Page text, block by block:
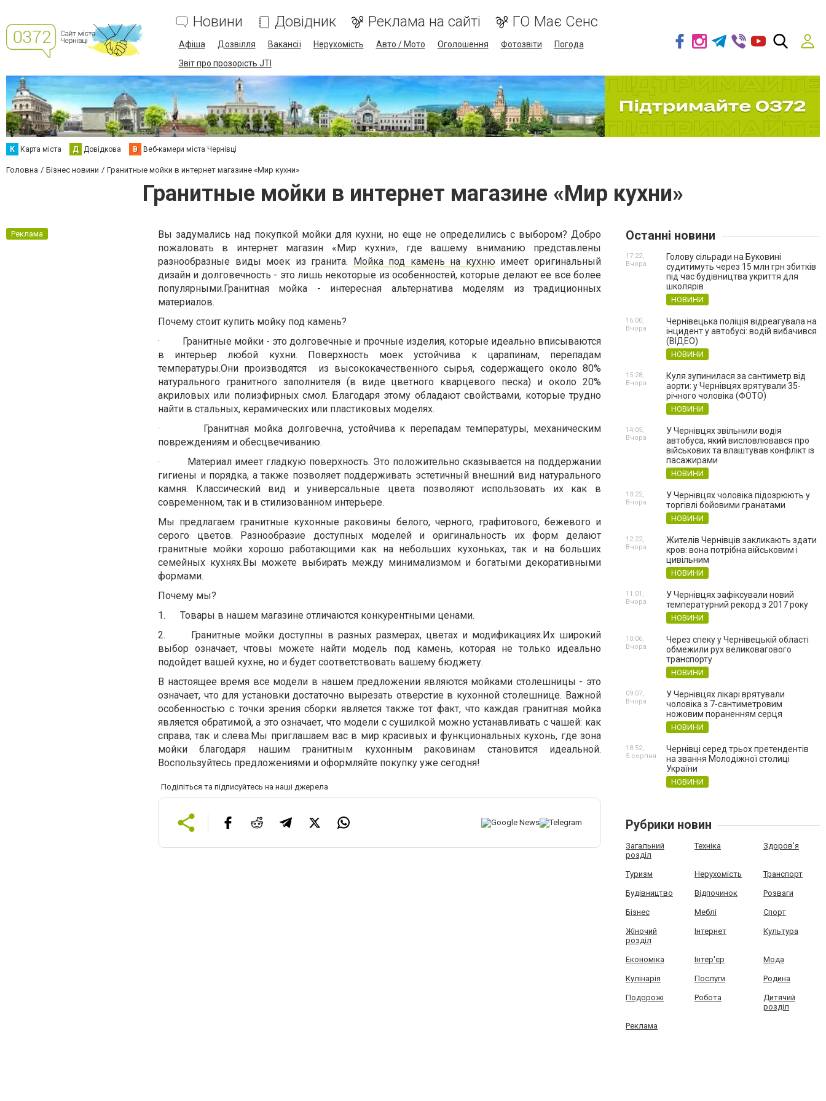
Новини Довідник Реклама на сайті ГО Має Сенс
Афіша Дозвілля Вакансії Нерухомість Авто / Мото Оголошення Фотозвіти
Погода
Звіт про прозорість JTI
К Карта міста Д Довідкова В Веб-камери міста Чернівці
Головна Бізнес новини Гранитные мойки в интернет магазине «Мир кухни»
Гранитные мойки в интернет магазине «Мир кухни»
Реклама
Вы задумались над покупкой мойки для кухни, но еще не определились с выбором? Добро
пожаловать в интернет магазин «Мир кухни», где вашему вниманию представлены
разнообразные виды моек из гранита. Мойка под камень на кухню имеет оригинальный
дизайн и долговечность - это лишь некоторые из особенностей, которые делают ее все более
популярными.Гранитная мойка - интересная альтернатива моделям из традиционных
материалов.
Почему стоит купить мойку под камень?
·
Гранитные мойки - это долговечные и прочные изделия, которые идеально вписываются
в интерьер любой кухни. Поверхность моек устойчива к царапинам, перепадам
температуры.Они производятся
из высококачественного сырья, содержащего около 80%
натурального гранитного заполнителя (в виде цветного кварцевого песка) и около 20%
акриловых или полиэфирных смол. Благодаря этому обладают свойствами, которые трудно
найти в стальных, керамических или пластиковых моделях.
·
Гранитная мойка долговечна, устойчива к перепадам температуры, механическим
повреждениям и обесцвечиванию.
·
Материал имеет гладкую поверхность. Это положительно сказывается на поддержании
гигиены и порядка, а также позволяет поддерживать эстетичный внешний вид натурального
камня. Классический вид и универсальные цвета позволяют использовать их как в
современном, так и в стилизованном интерьере.
Мы предлагаем гранитные кухонные раковины белого, черного, графитового, бежевого и
серого цветов. Разнообразие доступных моделей и оригинальность их форм делают
гранитные мойки хорошо работающими как на небольших кухоньках, так и на больших
семейных кухнях.Вы можете выбирать между минимализмом и богатыми декоративными
формами.
Почему мы?
1.
Товары в нашем магазине отличаются конкурентными ценами.
2.
Гранитные мойки доступны в разных размерах, цветах и модификациях.Их широкий
выбор означает, чтовы можете найти модель под камень, которая не только идеально
подойдет вашей кухне, но и будет соответствовать вашему бюджету.
В настоящее время все модели в нашем предложении являются мойками столешницы - это
означает, что для установки достаточно вырезать отверстие в кухонной столешнице. Важной
особенностью с точки зрения сборки является также тот факт, что каждая гранитная мойка
является обратимой, а это означает, что модели с сушилкой можно устанавливать с чашей: как
справа, так и слева.Мы приглашаем вас в мир красивых и функциональных кухонь, где зона
мойки благодаря нашим гранитным кухонным раковинам становится идеальной.
Воспользуйтесь предложениями и оформляйте покупку уже сегодня!
Поділіться та підписуйтесь на наші джерела
Останні новини
Голову сільради на Буковині
судитимуть через 15 млн грн збитків
під час будівництва укриття для
школярів
НОВИНИ
17:22,
Вчора
Чернівецька поліція відреагувала на
інцидент у автобусі: водій вибачився
(ВІДЕО)
НОВИНИ
16:00,
Вчора
Куля зупинилася за сантиметр від
аорти: у Чернівцях врятували 35-
річного чоловіка (ФОТО)
НОВИНИ
15:28,
Вчора
У Чернівцях звільнили водія
автобуса, який висловлювався про
військових та влаштував конфлікт із
пасажирами
НОВИНИ
14:05,
Вчора
У Чернівцях чоловіка підозрюють у
торгівлі бойовими гранатами
НОВИНИ
13:22,
Вчора
Жителів Чернівців закликають здати
кров: вона потрібна військовим і
цивільним
НОВИНИ
12:22,
Вчора
У Чернівцях зафіксували новий
температурний рекорд з 2017 року
НОВИНИ
11:01,
Вчора
Через спеку у Чернівецькій області
обмежили рух великовагового
транспорту
НОВИНИ
10:06,
Вчора
У Чернівцях лікарі врятували
чоловіка з 7-сантиметровим
ножовим пораненням серця
НОВИНИ
09:07,
Вчора
Чернівці серед трьох претендентів
на звання Молодіжної столиці
України
НОВИНИ
18:52,
5 серпня
Рубрики новин
Загальний
розділ
Техніка Здоров'я
Туризм Нерухомість Транспорт
Будівництво Відпочинок Розваги
Бізнес Меблі Спорт
Жіночий
розділ
Інтернет Культура
Економіка Інтер'єр Мода
Кулінарія Послуги Родина
Подорожі Робота
Дитячий
розділ
Реклама